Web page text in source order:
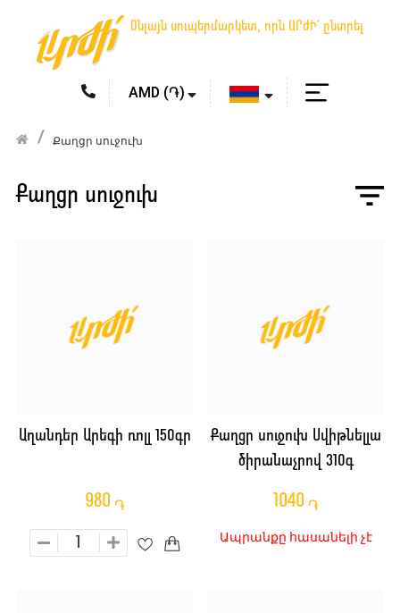
Օնլայն սուպերմարկետ, որն ԱՐԺԻ՛ ընտրել
Քաղցր սուջուխ
Քաղցր սուջուխ
Աղանդեր Արեգի ռոլլ 150գր
980 ֏
Քաղցր սուջուխ Սվիթնելլա
ծիրանաչրով 310գ
1040 ֏
Ապրանքը հասանելի չէ